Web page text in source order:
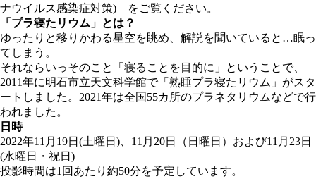
ナウイルス感染症対策) をご覧ください。
「プラ寝たリウム」とは？
ゆったりと移りかわる星空を眺め、解説を聞いていると…眠っ
てしまう。
それならいっそのこと「寝ることを目的に」ということで、
2011年に明石市立天文科学館で「熟睡プラ寝たリウム」がスタ
ートしました。2021年は全国55カ所のプラネタリウムなどで行
われました。
日時
2022年11月19日(土曜日)、11月20日（日曜日）および11月23日
(水曜日・祝日)
投影時間は1回あたり約50分を予定しています。